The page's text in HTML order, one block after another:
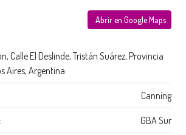
Abrir en Google Maps
Calle El Deslinde, Tristán Suárez, Provincia
Aires, Argentina
Canning
GBA Sur